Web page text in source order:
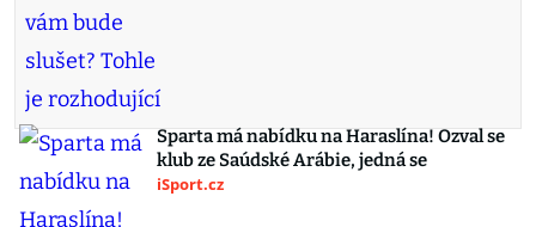
Sparta má nabídku na Haraslína! Ozval se
klub ze Saúdské Arábie, jedná se
iSport.cz